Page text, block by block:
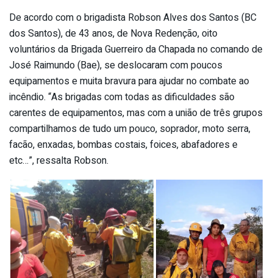
De acordo com o brigadista Robson Alves dos Santos (BC
dos Santos), de 43 anos, de Nova Redenção, oito
voluntários da Brigada Guerreiro da Chapada no comando de
José Raimundo (Bae), se deslocaram com poucos
equipamentos e muita bravura para ajudar no combate ao
incêndio. “As brigadas com todas as dificuldades são
carentes de equipamentos, mas com a união de três grupos
compartilhamos de tudo um pouco, soprador, moto serra,
facão, enxadas, bombas costais, foices, abafadores e
etc…”, ressalta Robson.